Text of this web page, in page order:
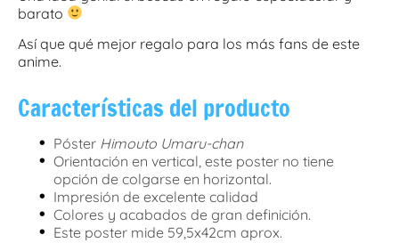
barato
Así que qué mejor regalo para los más fans de este
anime.
Características del producto
• Póster Himouto Umaru-chan
• Orientación en vertical, este poster no tiene
opción de colgarse en horizontal.
• Impresión de excelente calidad
• Colores y acabados de gran definición.
• Este poster mide 59,5x42cm aprox.